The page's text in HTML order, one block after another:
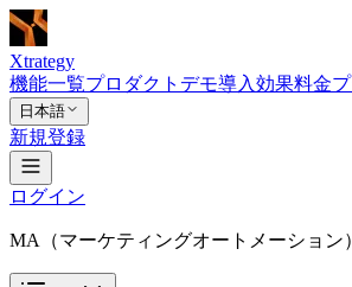
Xtrategy
機能一覧プロダクトデモ導入効果料金
日本語
新規登録
ログイン
MA（マーケティングオートメーション